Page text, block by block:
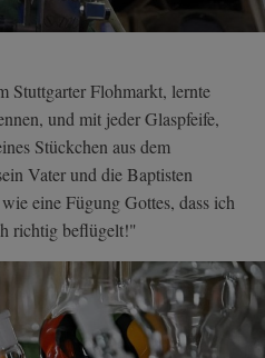
Stuttgarter Flohmarkt, lernte
und mit jeder Glaspfeife,
Stückchen aus dem
Vater und die Baptisten
eine Fügung Gottes, dass ich
richtig beflügelt!"